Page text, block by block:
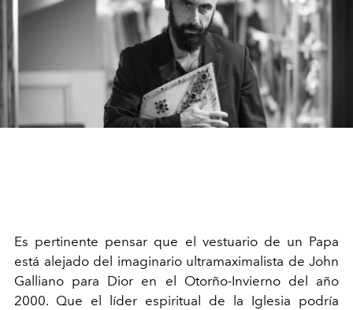
Es pertinente pensar que el vestuario de un Papa
está alejado del imaginario ultramaximalista de John
Galliano para Dior en el Otorño-Invierno del año
2000. Que el líder espiritual de la Iglesia podría